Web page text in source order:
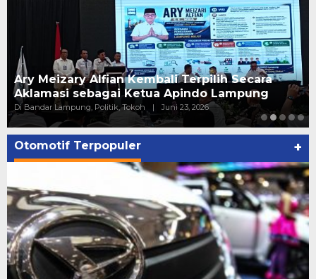
Ary Meizary Alfian Kembali Terpilih Secara
Aklamasi sebagai Ketua Apindo Lampung
Di Bandar Lampung, Politik, Tokoh | Juni 23, 2026
Otomotif Terpopuler +